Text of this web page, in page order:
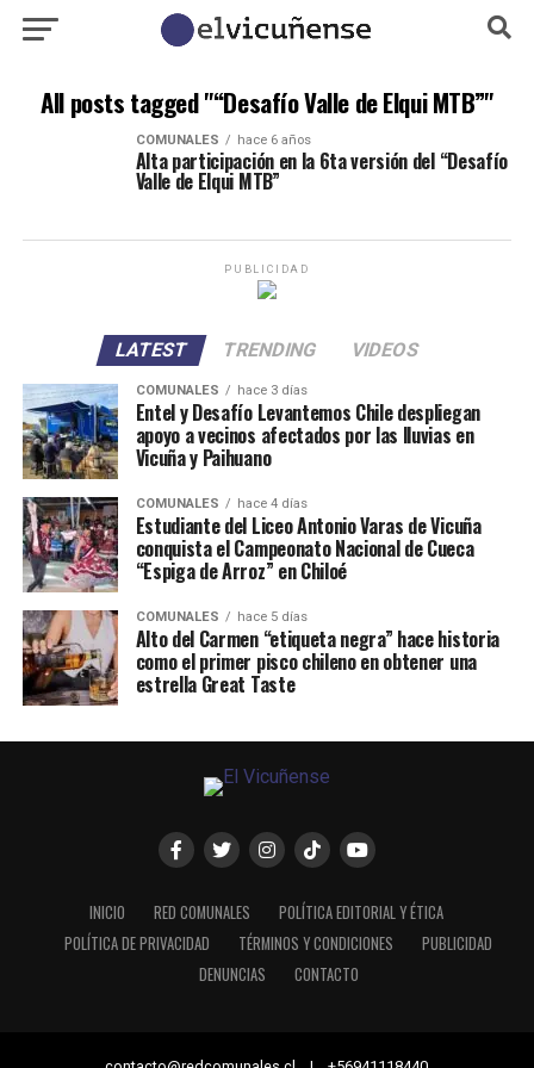
All posts tagged "“Desafío Valle de Elqui MTB”"
COMUNALES hace 6 años
Alta participación en la 6ta versión del “Desafío
Valle de Elqui MTB”
PUBLICIDAD
LATEST TRENDING VIDEOS
COMUNALES hace 3 días
Entel y Desafío Levantemos Chile despliegan
apoyo a vecinos afectados por las lluvias en
Vicuña y Paihuano
COMUNALES hace 4 días
Estudiante del Liceo Antonio Varas de Vicuña
conquista el Campeonato Nacional de Cueca
“Espiga de Arroz” en Chiloé
COMUNALES hace 5 días
Alto del Carmen “etiqueta negra” hace historia
como el primer pisco chileno en obtener una
estrella Great Taste
INICIO RED COMUNALES
POLÍTICA EDITORIAL Y ÉTICA
POLÍTICA DE PRIVACIDAD
TÉRMINOS Y CONDICIONES
PUBLICIDAD
DENUNCIAS
CONTACTO